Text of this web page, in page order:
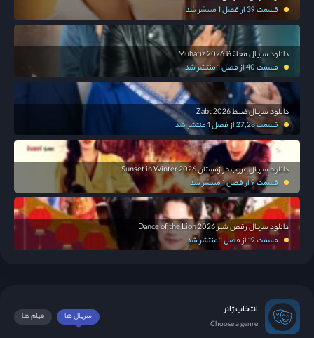
قسمت 39 از فصل 1 منتشر شد
دانلود سریال محافظ Muhafiz 2026
قسمت 40 از فصل 1 منتشر شد
دانلود سریال ضبط Zabt 2026
قسمت 27,28 از فصل 1 منتشر شد
دانلود سریال غروب در زمستان Sunset in Winter 2026
قسمت 9 از فصل 1 منتشر شد
دانلود سریال رقص شیر Dance of the Lion 2026
قسمت 19 از فصل 1 منتشر شد
انتخاب ژانر
Choose a genre
فیلم ها سریال ها